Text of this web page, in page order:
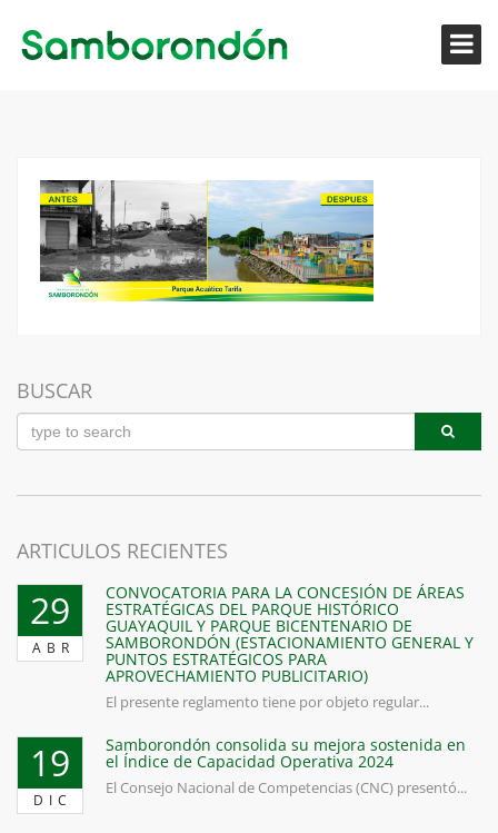
BUSCAR
ARTICULOS RECIENTES
29
ABR
CONVOCATORIA PARA LA CONCESIÓN DE ÁREAS
ESTRATÉGICAS DEL PARQUE HISTÓRICO
GUAYAQUIL Y PARQUE BICENTENARIO DE
SAMBORONDÓN (ESTACIONAMIENTO GENERAL Y
PUNTOS ESTRATÉGICOS PARA
APROVECHAMIENTO PUBLICITARIO)
El presente reglamento tiene por objeto regular...
19
DIC
Samborondón consolida su mejora sostenida en
el Índice de Capacidad Operativa 2024
El Consejo Nacional de Competencias (CNC) presentó...